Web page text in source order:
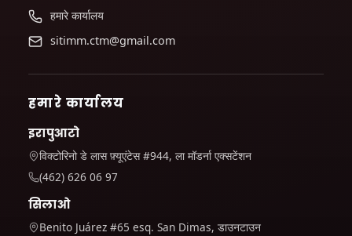
हमारे कार्यालय
sitimm.ctm@gmail.com
हमारे कार्यालय
इरापुआटो
विक्टोरिनो डे लास फ़्यूएंटेस #944, ला मॉडर्ना एक्सटेंशन
(462) 626 06 97
सिलाओ
Benito Juárez #65 esq. San Dimas, डाउनटाउन